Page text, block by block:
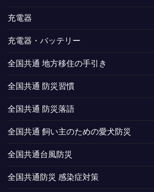
充電器
充電器・バッテリー
全国共通 地方移住の手引き
全国共通 防災習慣
全国共通 防災落語
全国共通 飼い主のための愛犬防災
全国共通台風防災
全国共通防災 感染症対策